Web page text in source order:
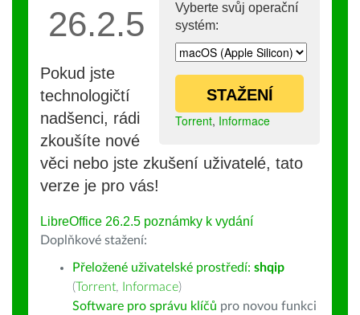
Vyberte svůj operační
systém:
STAŽENÍ
Torrent, Informace
26.2.5
Pokud jste
technologičtí
nadšenci, rádi
zkoušíte nové
věci nebo jste zkušení uživatelé, tato
verze je pro vás!
LibreOffice 26.2.5 poznámky k vydání
Doplňkové stažení:
Přeložené uživatelské prostředí: shqip
(Torrent, Informace)
Software pro správu klíčů pro novou funkci